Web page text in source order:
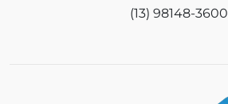
(13) 98148-3600